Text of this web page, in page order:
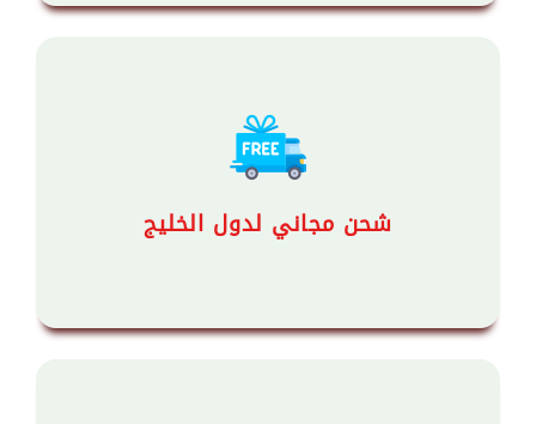
شحن مجاني لدول الخليج